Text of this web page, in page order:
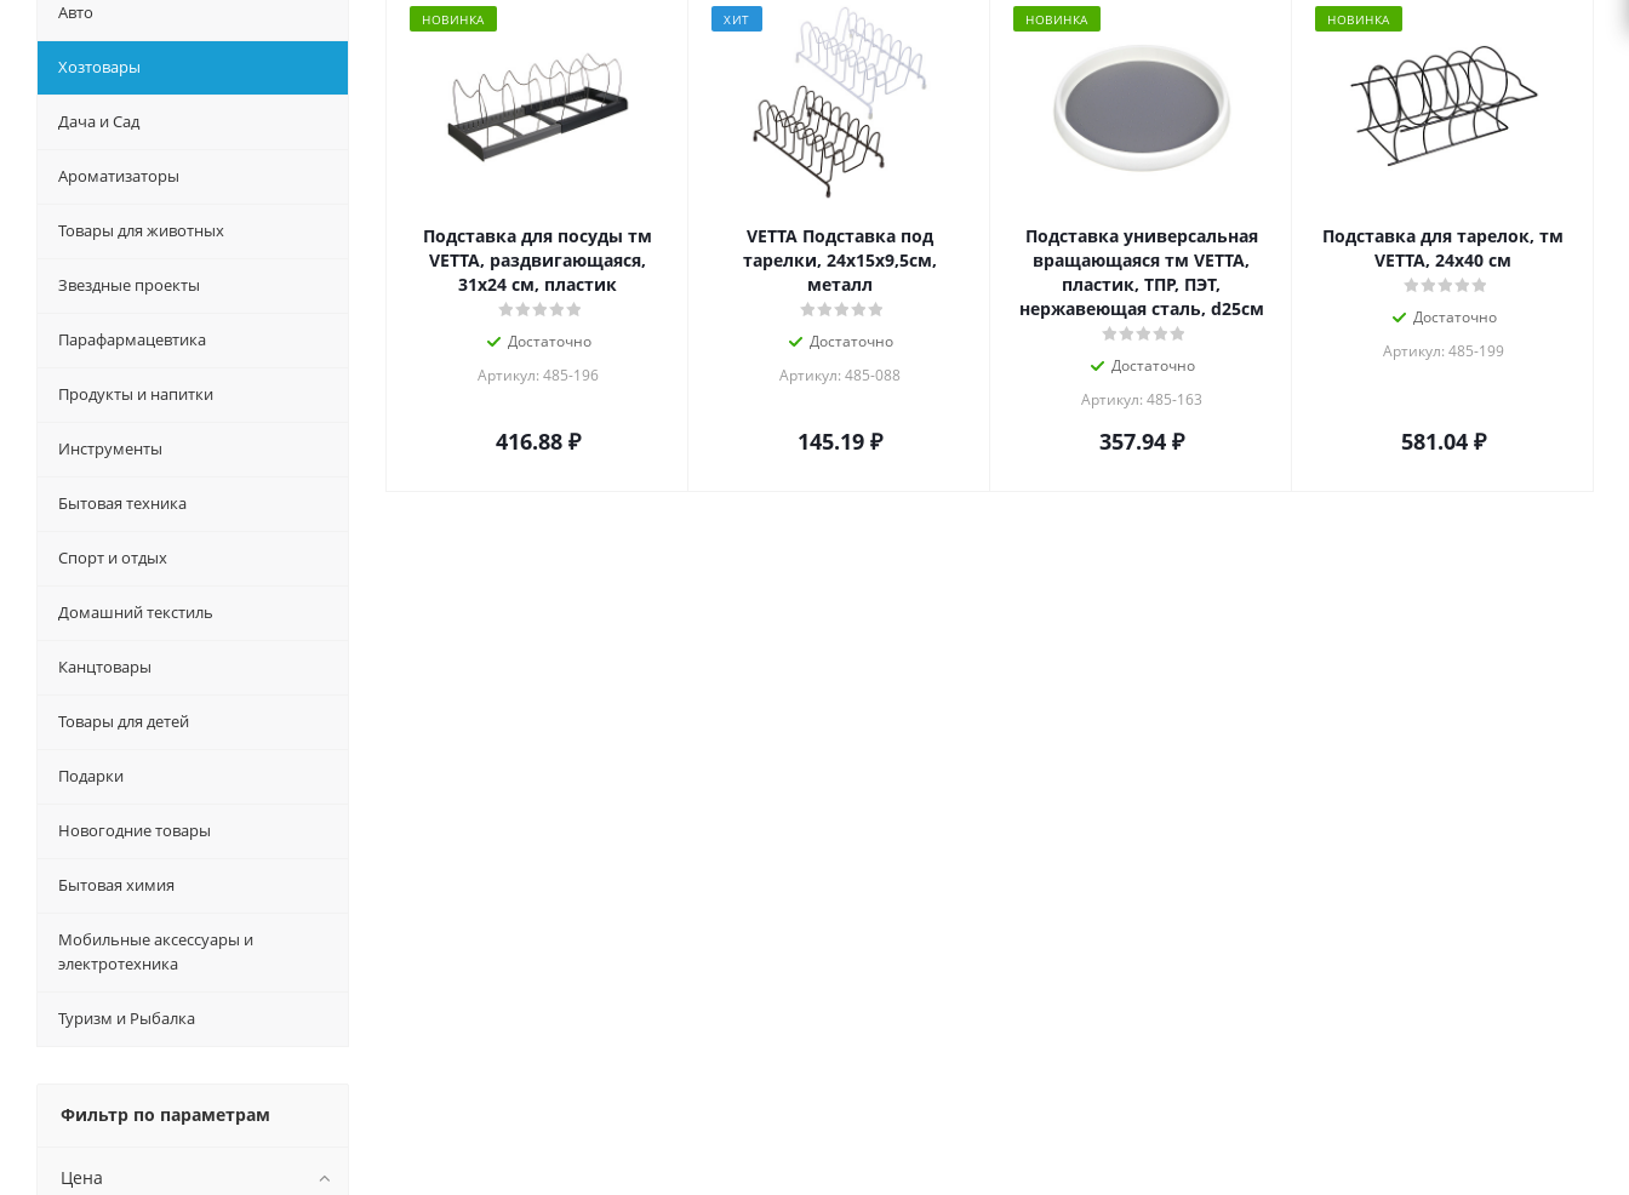
НОВИНКА
Подставка для посуды тм
VETTA, раздвигающаяся,
31х24 см, пластик
Достаточно
Артикул: 485-196
416.88₽
ХИТ
VETTA Подставка под
тарелки, 24х15х9,5см,
металл
Достаточно
Артикул: 485-088
145.19₽
НОВИНКА
Подставка универсальная
вращающаяся тм VETTA,
пластик, ТПР, ПЭТ,
нержавеющая сталь, d25см
Достаточно
Артикул: 485-163
357.94₽
НОВИНКА
Подставка для тарелок, тм
VETTA, 24х40 см
Достаточно
Артикул: 485-199
581.04₽
Авто
Хозтовары
Дача и Сад
Ароматизаторы
Товары для животных
Звездные проекты
Парафармацевтика
Продукты и напитки
Инструменты
Бытовая техника
Спорт и отдых
Домашний текстиль
Канцтовары
Товары для детей
Подарки
Новогодние товары
Бытовая химия
Мобильные аксессуары и
электротехника
Туризм и Рыбалка
Фильтр по параметрам
Цена